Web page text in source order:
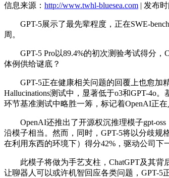
信息来源： http://www.twhl-bluesea.com | 发布
GPT-5展示了最先辈程度，正在SWE-bench
周。
GPT-5 Pro以89.4%的初次测验考试得分，
体例供给谜底？
GPT-5正在健康相关问题的回覆上也愈加精
Hallucinations测试中，显著低于o3和GPT-4o
环节基准测试中略胜一筹，标记着OpenAI正
OpenAI还推出了开源权沉推理模子gpt-oss
沿模子相当。然而，同时，GPT-5将以分歧规
在利用东西的环境下）得分42%，驱动公司下
此模子将做为手艺支柱，ChatGPT及其背后
让聊器人可以或许机智回应各类问题，GPT-